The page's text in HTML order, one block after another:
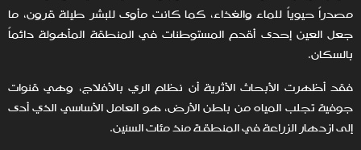
مصدراً حيوياً للماء والغذاء، كما كانت مأوى للبشر طيلة قرون، ما
جعل العين إحدى أقدم المستوطنات في المنطقة المأهولة دائماً
بالسكان.
فقد أظهرت الأبحاث الأثرية أن نظام الري بالأفلاج، وهي قنوات
جوفية تجلب المياه من باطن الأرض، هو العامل الأساسي الذي أدى
إلى ازدهار الزراعة في المنطقـة منذ مئات السنين.